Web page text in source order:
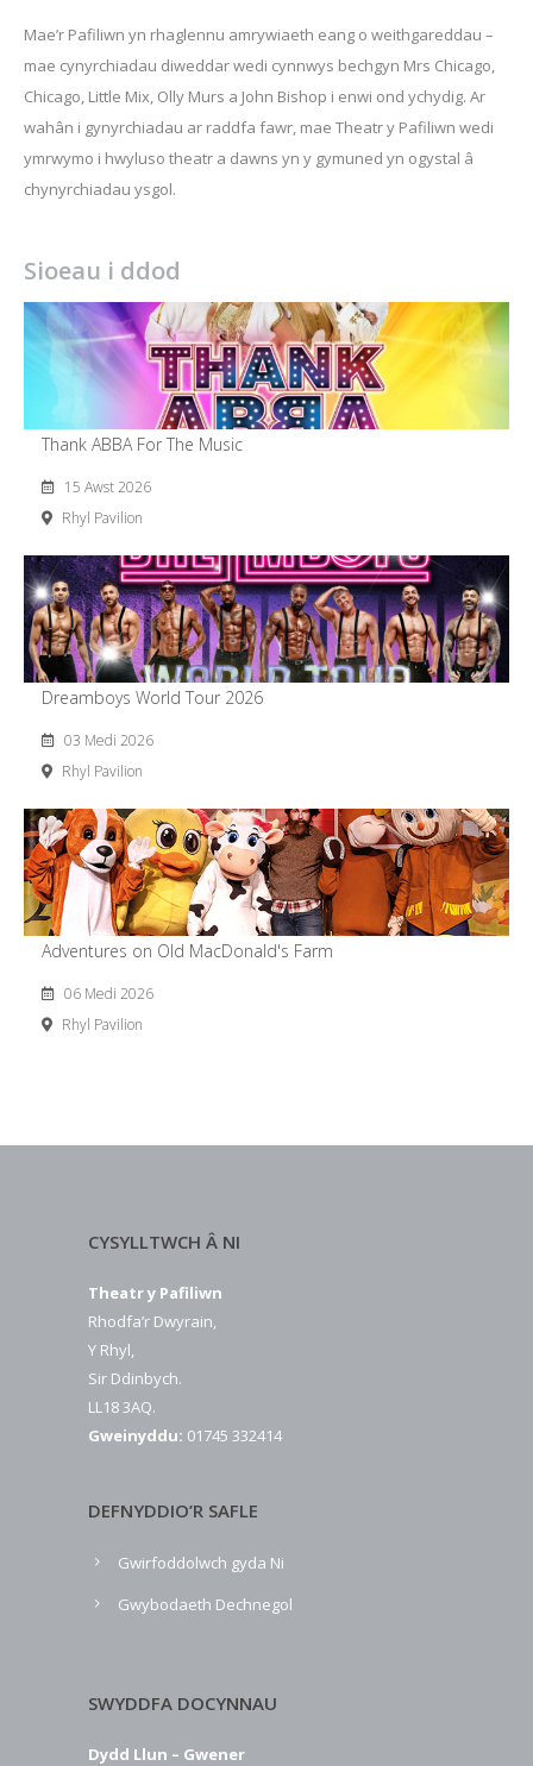
Mae’r Pafiliwn yn rhaglennu amrywiaeth eang o weithgareddau –
mae cynyrchiadau diweddar wedi cynnwys bechgyn Mrs Chicago,
Chicago, Little Mix, Olly Murs a John Bishop i enwi ond ychydig. Ar
wahân i gynyrchiadau ar raddfa fawr, mae Theatr y Pafiliwn wedi
ymrwymo i hwyluso theatr a dawns yn y gymuned yn ogystal â
chynyrchiadau ysgol.
Sioeau i ddod
Thank ABBA For The Music
15 Awst 2026
Rhyl Pavilion
Dreamboys World Tour 2026
03 Medi 2026
Rhyl Pavilion
Adventures on Old MacDonald's Farm
06 Medi 2026
Rhyl Pavilion
CYSYLLTWCH Â NI
Theatr y Pafiliwn
Rhodfa’r Dwyrain,
Y Rhyl,
Sir Ddinbych.
LL18 3AQ.
Gweinyddu: 01745 332414
DEFNYDDIO’R SAFLE
Gwirfoddolwch gyda Ni
Gwybodaeth Dechnegol
SWYDDFA DOCYNNAU
Dydd Llun – Gwener